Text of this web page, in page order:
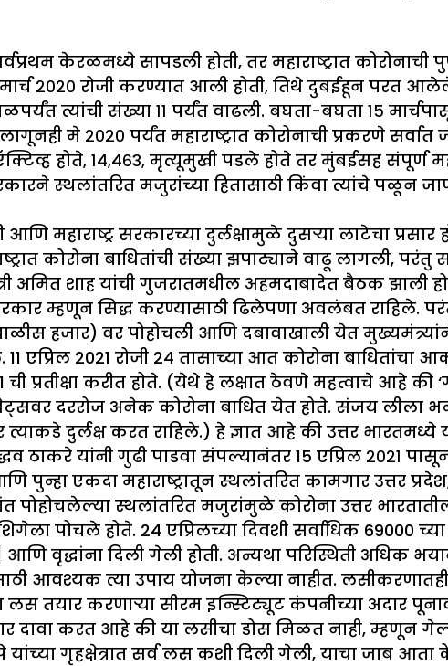
केरळमध्ये सापडली होती, तर महाराष्ट्रात कोरोनाची
मार्च २०२० रोजी करण्यात आली होती, तिथे दुबईहून परत
त्यांची संख्या ११ पर्यंत वाढली. बघता-बघता १५
मे २०२० पर्यंत महाराष्ट्रात कोरोनाची प्रकरणे
होते, १४,४६३, मृत्यूमुखी पडले होते तर मुंबईसह संपूर्ण
स्थलांतरित मजुरांच्या हितासाठी किंवा त्यांचे पळून
महाराष्ट्र सरकारच्या दुर्लक्षामुळे दुसर्‍या लाटेचा प्रसार
कोरोना बाधितांची संख्या झपाट्याने वाढू लागली, परंतु
अमित शाह यांची गुजरातमधील अहमदाबादेत बैठक
म्हणून सिद्ध करण्यासाठी ढिलेपणा अवलंबत राहिले.
हजार) वर पोहोचली आणि दबावाखाली येत
2021 रोजी 24 तासाच्या आत कोरोना बाधितांचा
ची प्रतीक्षा करीत होते. (येथे हे लक्षात ठेवणे महत्वाचे आहे
दररोज अनेक कोरोना बाधित येत होते. संजय लीला
दुर्लक्ष करत राहिले.) हे ज्ञात आहे की उत्तर भारतमध्ये
ठाकरे यांनी गुढी पाडवा संपल्यानंतर 15 एप्रिल २०२१
पुन्हा एकदा महाराष्ट्रातून स्थलांतरित कामगार उत्तर
पोहोचलेल्या स्थलांतरित मजुरांमुळे कोरोना उत्तर
पोचले होते. 24 एप्रिलच्या दिवशी सर्वाधिक
आणि वृद्धांना दिली गेली होती. अन्यथा परिस्थिती अधिक
आवश्यक त्या उपाय योजना केल्या नाहीत.
लस तयार करणार्‍या सीरम इन्स्टिट्यूट कंपनीच्या अदार
दावा करत आहे की या लसीचा डोस मिळत नाही, म्हणून
यांच्या गृहक्षेत्रात सर्व लस कशी दिली गेली, याचा जाब